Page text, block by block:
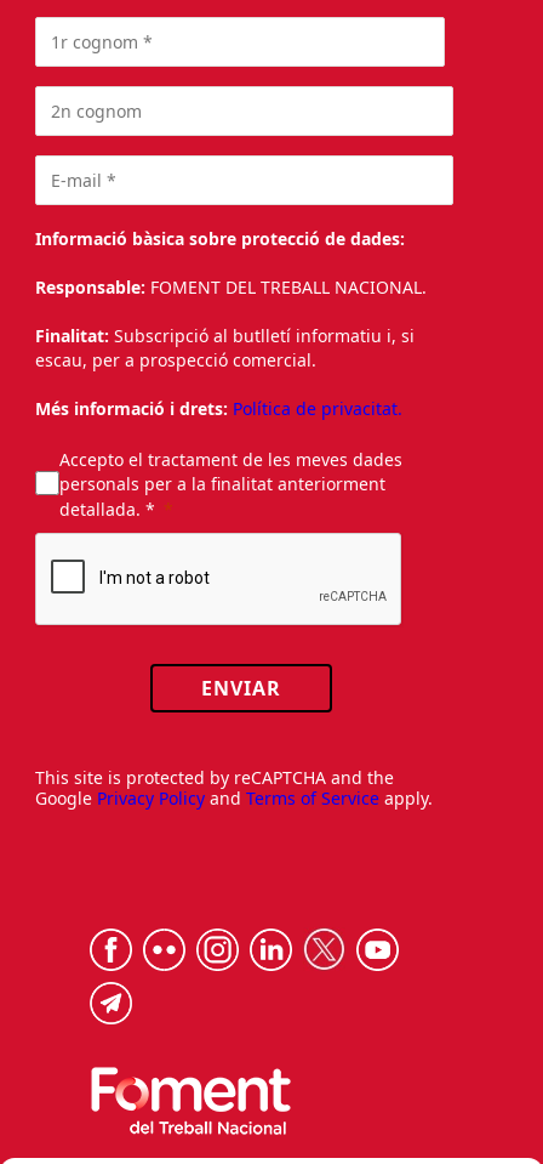
Informació bàsica sobre protecció de dades:
Responsable: FOMENT DEL TREBALL NACIONAL.
Finalitat: Subscripció al butlletí informatiu i, si
escau, per a prospecció comercial.
Més informació i drets: Política de privacitat.
Accepto el tractament de les meves dades
personals per a la finalitat anteriorment
detallada. *
ENVIAR
This site is protected by reCAPTCHA and the
Google Privacy Policy and Terms of Service apply.